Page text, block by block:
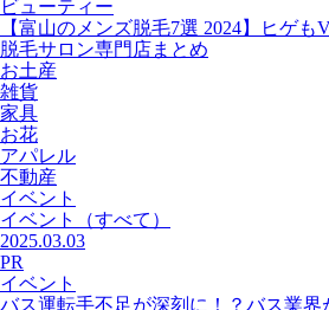
ビューティー
【富山のメンズ脱毛7選 2024】ヒゲ
脱毛サロン専門店まとめ
お土産
雑貨
家具
お花
アパレル
不動産
イベント
イベント
（すべて）
2025.03.03
PR
イベント
バス運転手不足が深刻に！？バス業